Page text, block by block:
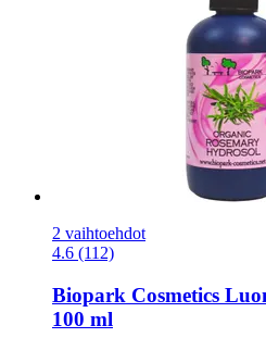
2 vaihtoehdot
4.6 (112)
Biopark Cosmetics
100 ml